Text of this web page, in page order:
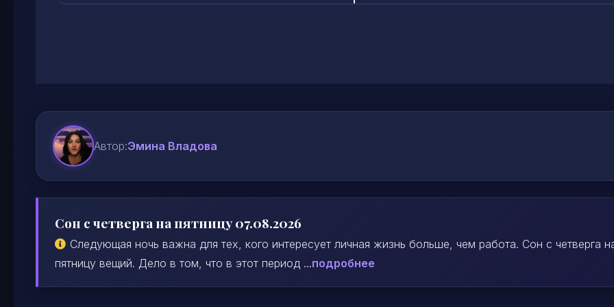
Автор:Эмина Владова
Сон с четверга на пятницу 07.08.2026
Следующая ночь важна для тех, кого интересует личная жизнь больше, чем работа. Сон с четверга
пятницу вещий. Дело в том, что в этот период ...подробнее